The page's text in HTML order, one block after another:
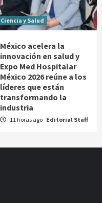
Ciencia y Salud
México acelera la
innovación en salud y
Expo Med Hospitalar
México 2026 reúne a los
líderes que están
transformando la
industria
11 horas ago Editorial Staff